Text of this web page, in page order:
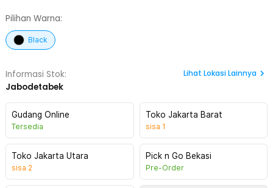
Pilihan Warna:
Black
Informasi Stok:
Jabodetabek
Lihat Lokasi Lainnya
Gudang Online
Tersedia
Toko Jakarta Barat
sisa 1
Toko Jakarta Utara
sisa 2
Pick n Go Bekasi
Pre-Order